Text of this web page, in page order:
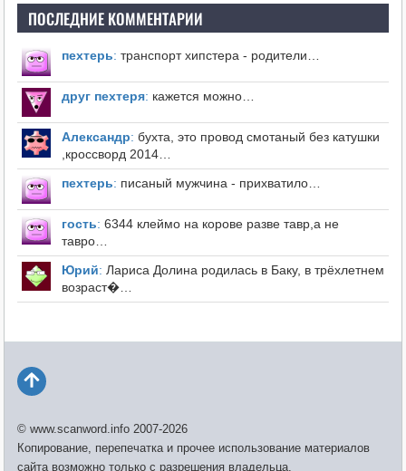
ПОСЛЕДНИЕ КОММЕНТАРИИ
пехтерь: транспорт хипстера - родители…
друг пехтеря: кажется можно…
Александр: бухта, это провод смотаный без катушки
,кроссворд 2014…
пехтерь: писаный мужчина - прихватило…
гость: 6344 клеймо на корове разве тавр,а не
тавро…
Юрий: Лариса Долина родилась в Баку, в трёхлетнем
возраст�…
© www.scanword.info 2007-2026
Копирование, перепечатка и прочее использование материалов
сайта возможно только с разрешения владельца.